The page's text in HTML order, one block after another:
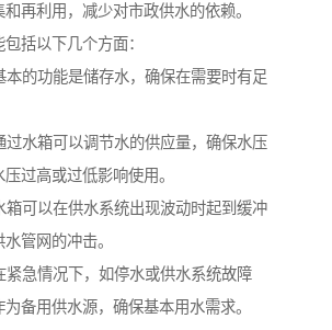
再利用，减少对市政供水的依赖。
括以下几个方面：
本的功能是储存水，确保在需要时有足
过水箱可以调节水的供应量，确保水压
过高或过低影响使用。
箱可以在供水系统出现波动时起到缓冲
管网的冲击。
紧急情况下，如停水或供水系统故障
备用供水源，确保基本用水需求。